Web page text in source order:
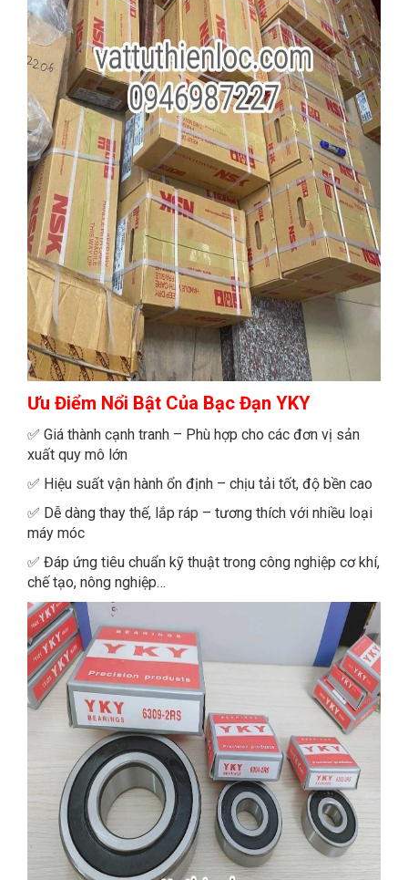
Ưu Điểm Nổi Bật Của Bạc Đạn YKY
✅ Giá thành cạnh tranh – Phù hợp cho các đơn vị sản
xuất quy mô lớn
✅ Hiệu suất vận hành ổn định – chịu tải tốt, độ bền cao
✅ Dễ dàng thay thế, lắp ráp – tương thích với nhiều loại
máy móc
✅ Đáp ứng tiêu chuẩn kỹ thuật trong công nghiệp cơ khí,
chế tạo, nông nghiệp…